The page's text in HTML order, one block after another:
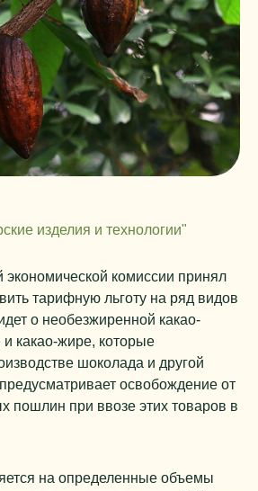
изделия и технологии"
экономической комиссии принял
тарифную льготу на ряд видов
о необезжиренной какао-
и какао-жире, которые
шоколада и другой
освобождение от
пошлин при ввозе этих товаров в
на определенные объемы